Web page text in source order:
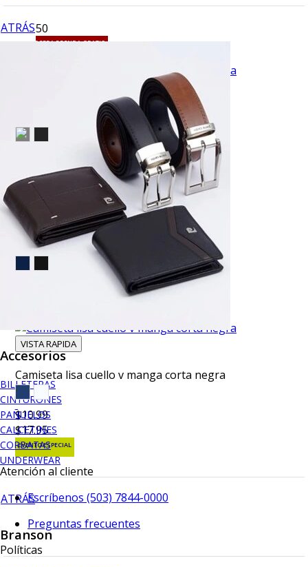
ATRÁS
Accesorios
BILLETERAS
CINTURONES
PAÑUELOS
CALCETINES
CORBATAS
UNDERWEAR
ATRÁS
Branson
$36.50
TU TERCERA PRENDA GRATIS
Camisa de vestir lisa slim fit piqué rosada
TU TERCERA PRENDA GRATIS
VISTA RAPIDA
Jeans slim fit 711 azul oscuro básico
VISTA RAPIDA
Camiseta lisa cuello v manga corta negra
$10.99
$17.95
EVENTO ESPECIAL
Atención al cliente
Escríbenos (503) 7844-0000
Preguntas frecuentes
Políticas